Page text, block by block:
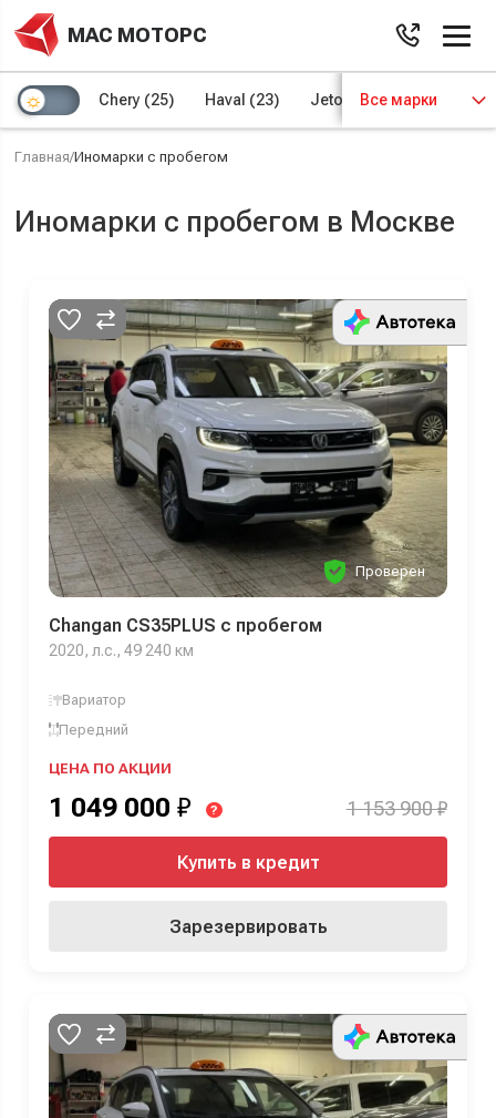
МАС МОТОРС
Chery (25) Haval (23) Jetour (8) Kaiyi (4)
Все марки
Главная/Иномарки с пробегом
Иномарки с пробегом в Москве
Проверен
Changan CS35PLUS с пробегом
2020, л.с., 49 240 км
Вариатор
Передний
ЦЕНА ПО АКЦИИ
1 049 000 ₽ ? 1 153 900 ₽
Купить в кредит
Зарезервировать